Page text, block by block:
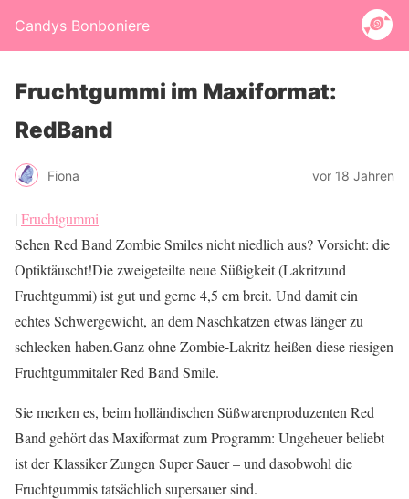
Candys Bonboniere
Fruchtgummi im Maxiformat:
RedBand
Fiona vor 18 Jahren
|Fruchtgummi
Sehen Red Band Zombie Smiles nicht niedlich aus? Vorsicht: die
Optiktäuscht!Die zweigeteilte neue Süßigkeit (Lakritzund
Fruchtgummi) ist gut und gerne 4,5 cm breit. Und damit ein
echtes Schwergewicht, an dem Naschkatzen etwas länger zu
schlecken haben.Ganz ohne Zombie-Lakritz heißen diese riesigen
Fruchtgummitaler Red Band Smile.
Sie merken es, beim holländischen Süßwarenproduzenten Red
Band gehört das Maxiformat zum Programm: Ungeheuer beliebt
ist der Klassiker Zungen Super Sauer – und dasobwohl die
Fruchtgummis tatsächlich supersauer sind.